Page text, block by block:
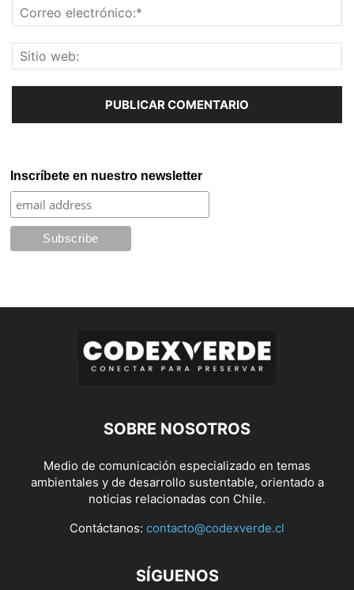
Inscríbete en nuestro newsletter
SOBRE NOSOTROS
Medio de comunicación especializado en temas
ambientales y de desarrollo sustentable, orientado a
noticias relacionadas con Chile.
Contáctanos: contacto@codexverde.cl
SÍGUENOS